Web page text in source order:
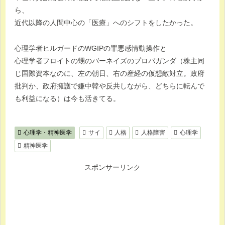
ら、
近代以降の人間中心の「医療」へのシフトをしたかった。
心理学者ヒルガードのWGIPの罪悪感情動操作と
心理学者フロイトの甥のバーネイズのプロパガンダ（株主同
じ国際資本なのに、左の朝日、右の産経の仮想敵対立。政府
批判か、政府擁護で嫌中韓や反共しながら、どちらに転んで
も利益になる）は今も活きてる。
心理学・精神医学 サイ 人格 人格障害
心理学
精神医学
スポンサーリンク